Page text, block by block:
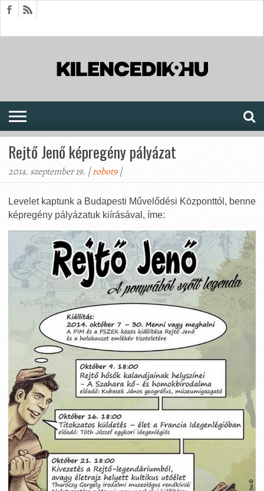
Rejtő Jenő képregény pályázat
2014. szeptember 19. |robot9|
Levelet kaptunk a Budapesti Művelődési Központtól, benne
képregény pályázatuk kiírásával, íme: